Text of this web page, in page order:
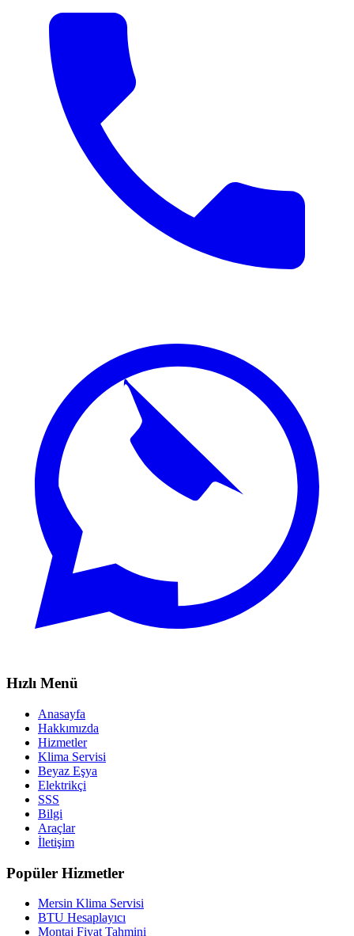
Hızlı Menü
Anasayfa
Hakkımızda
Hizmetler
Klima Servisi
Beyaz Eşya
Elektrikçi
SSS
Bilgi
Araçlar
İletişim
Popüler Hizmetler
Mersin Klima Servisi
BTU Hesaplayıcı
Montaj Fiyat Tahmini